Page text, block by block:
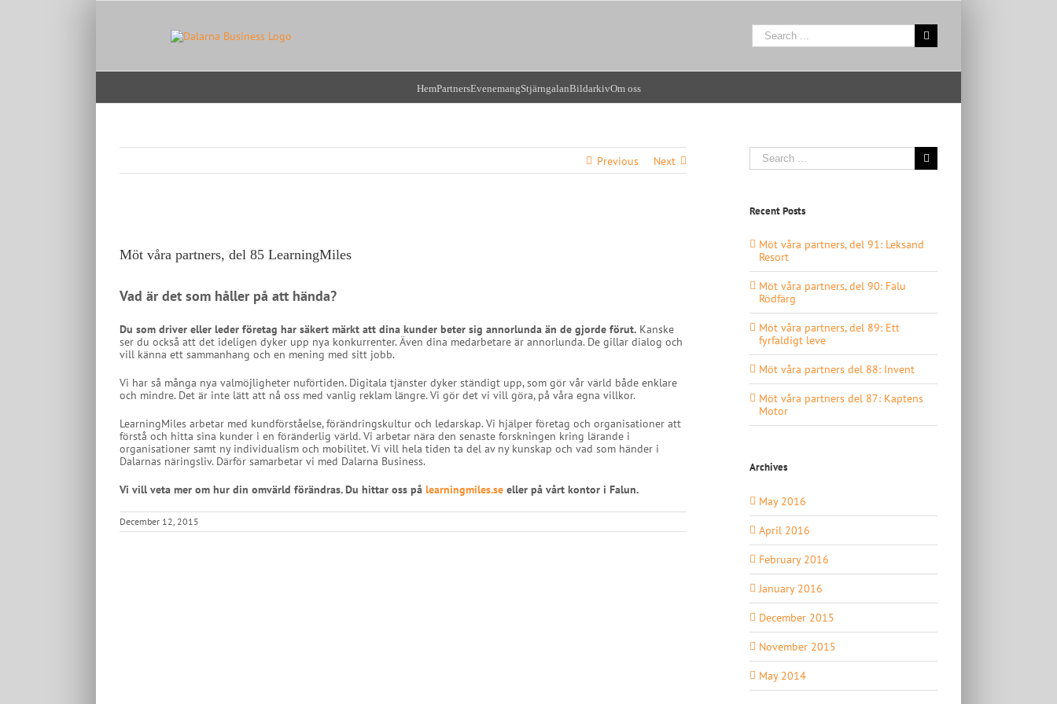
Search
for:
HemPartnersEvenemangStjärngalanBildarkivOm oss
Previous Next
Image
Möt våra partners, del 85 LearningMiles
Vad är det som håller på att hända?
Du som driver eller leder företag har säkert märkt att dina kunder beter sig annorlunda än de gjorde förut. Kanske
ser du också att det ideligen dyker upp nya konkurrenter. Även dina medarbetare är annorlunda. De gillar dialog och
vill känna ett sammanhang och en mening med sitt jobb.
Vi har så många nya valmöjligheter nuförtiden. Digitala tjänster dyker ständigt upp, som gör vår värld både enklare
och mindre. Det är inte lätt att nå oss med vanlig reklam längre. Vi gör det vi vill göra, på våra egna villkor.
LearningMiles arbetar med kundförståelse, förändringskultur och ledarskap. Vi hjälper företag och organisationer att
förstå och hitta sina kunder i en föränderlig värld. Vi arbetar nära den senaste forskningen kring lärande i
organisationer samt ny individualism och mobilitet. Vi vill hela tiden ta del av ny kunskap och vad som händer i
Dalarnas näringsliv. Därför samarbetar vi med Dalarna Business.
Vi vill veta mer om hur din omvärld förändras. Du hittar oss på learningmiles.se eller på vårt kontor i Falun.
December 12, 2015
Search
for:
Recent Posts
Möt våra partners, del 91: Leksand
Resort
Möt våra partners, del 90: Falu
Rödfärg
Möt våra partners, del 89: Ett
fyrfaldigt leve
Möt våra partners del 88: Invent
Möt våra partners del 87: Kaptens
Motor
Archives
May 2016
April 2016
February 2016
January 2016
December 2015
November 2015
May 2014